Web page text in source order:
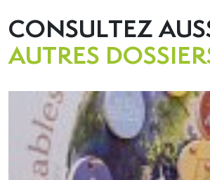
CONSULTEZ
AUTRES